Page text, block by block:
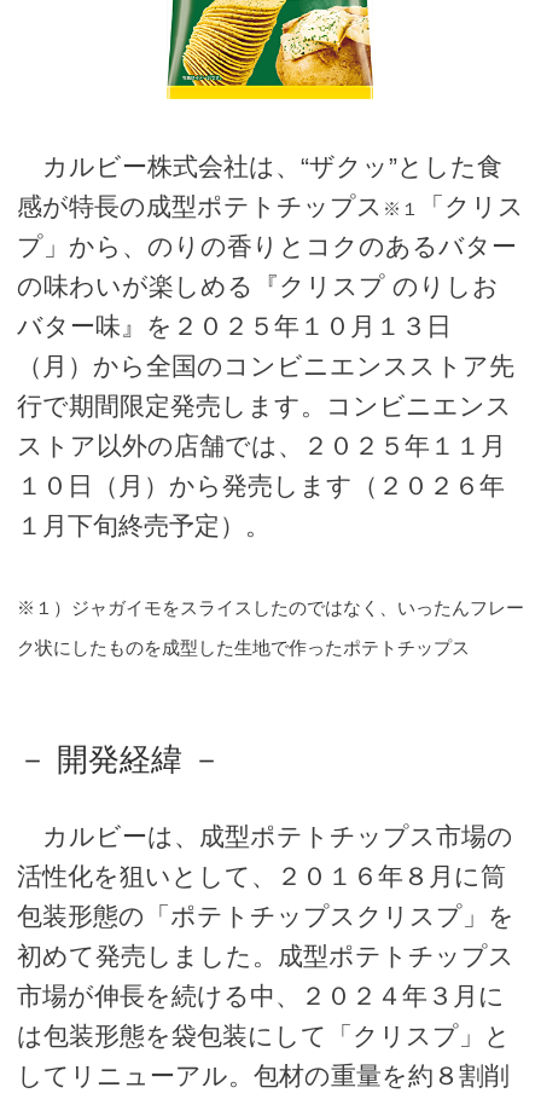
カルビー株式会社は、“ザクッ”とした食
感が特長の成型ポテトチップス ※１
「クリス
プ」から、のりの香りとコクのあるバター
の味わいが楽しめる『クリスプ のりしお
バター味』を２０２５年１０月１３日
（月）から全国のコンビニエンスストア先
行で期間限定発売します。コンビニエンス
ストア以外の店舗では、２０２５年１１月
１０日（月）から発売します（２０２６年
１月下旬終売予定）。
※１）ジャガイモをスライスしたのではなく、いったんフレー
ク状にしたものを成型した生地で作ったポテトチップス
－ 開発経緯 －
カルビーは、成型ポテトチップス市場の
活性化を狙いとして、２０１６年８月に筒
包装形態の「ポテトチップスクリスプ」を
初めて発売しました。成型ポテトチップス
市場が伸長を続ける中、２０２４年３月に
は包装形態を袋包装にして「クリスプ」と
してリニューアル。包材の重量を約８割削